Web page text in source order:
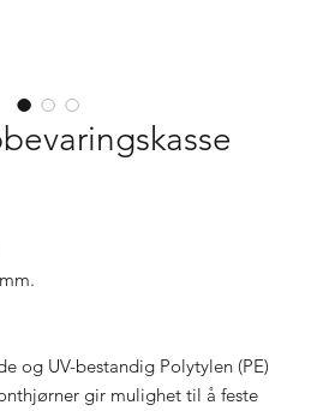
og UV-bestandig Polytylen (PE)
gir mulighet til å feste